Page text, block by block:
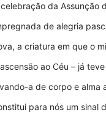
da Assunção
de alegria
a criatura em que o
ao Céu – já
a de corpo e alma
para nós um sinal